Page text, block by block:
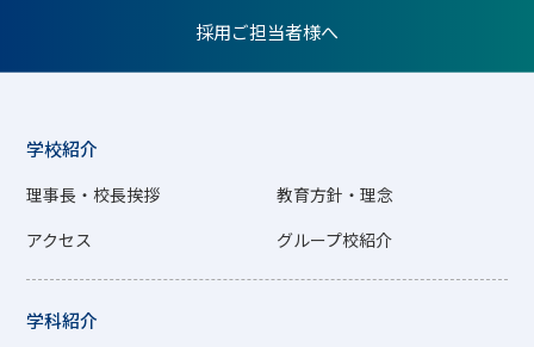
採用ご担当者様へ
学校紹介
理事長・校長挨拶
教育方針・理念
アクセス
グループ校紹介
学科紹介